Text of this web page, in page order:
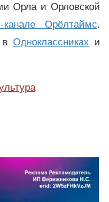
Орла и Орловской
канале Орёлтаймс.
вОдноклассниках и